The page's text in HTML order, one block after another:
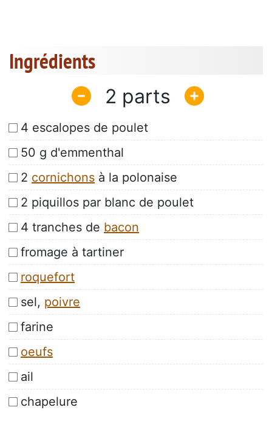
Ingrédients
2
4 escalopes de poulet
50 g d'emmenthal
2 cornichons à la polonaise
2 piquillos par blanc de poulet
4 tranches de bacon
fromage à tartiner
roquefort
sel, poivre
farine
oeufs
ail
chapelure